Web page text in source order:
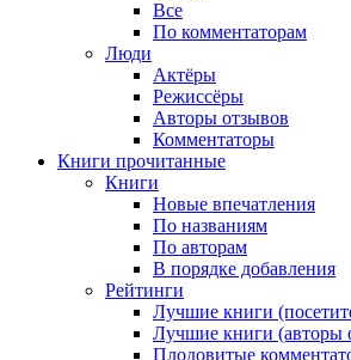
Все
По комментаторам
Люди
Актёры
Режиссёры
Авторы отзывов
Комментаторы
Книги прочитанные
Книги
Новые впечатления
По названиям
По авторам
В порядке добавления
Рейтинги
Лучшие книги
Лучшие книги (авторы
Плодовитые